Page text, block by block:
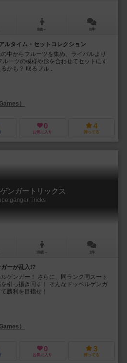
8歳～ 0件
ルタイム・セットコレクション
中からフルーツを集め、ライバルより
ーツの模様や形を合わせてセットにす
かも？ 取るフル...
）
0
お気に入り
4
持ってる
ゲンガートリックス
Tricks
10歳～ 1件
ーが乱入!?
ゲンガー！ さらに、同ランク同スート
引っ掻き回す！ そんなドッペルゲンガ
勝利を目指せ！
）
0
お気に入り
3
持ってる